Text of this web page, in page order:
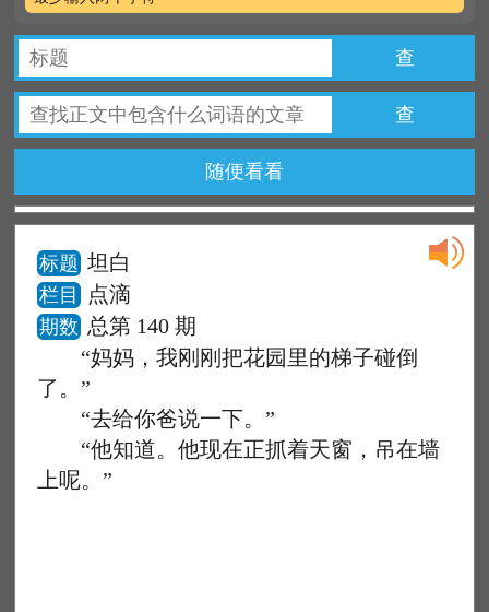
查
查
随便看看
标题 坦白
栏目 点滴
期数 总第 140 期
“妈妈，我刚刚把花园里的梯子碰倒
了。”
“去给你爸说一下。”
“他知道。他现在正抓着天窗，吊在墙
上呢。”